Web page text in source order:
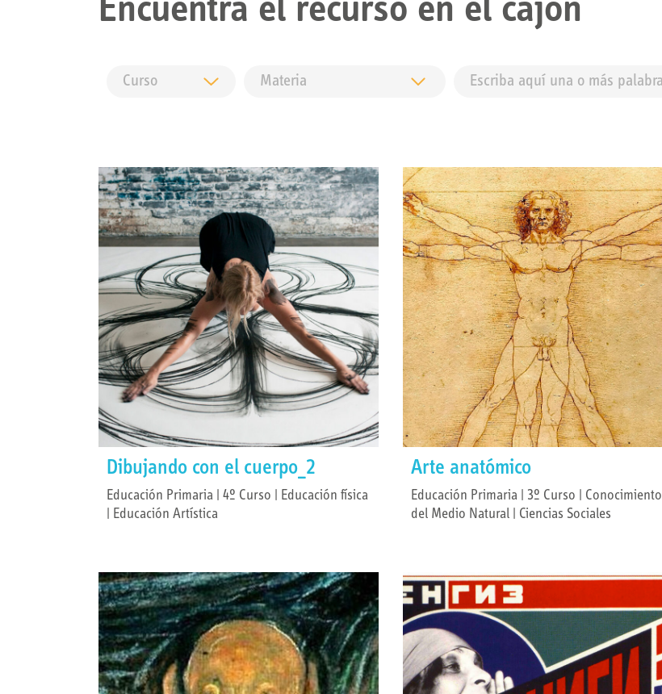
Encuentra el recurso en el cajón
Dibujando con el cuerpo_2
Educación Primaria | 4º Curso | Educación física
| Educación Artística
Arte anatómico
Educación Primaria | 3º Curso | Conocimiento
del Medio Natural | Ciencias Sociales